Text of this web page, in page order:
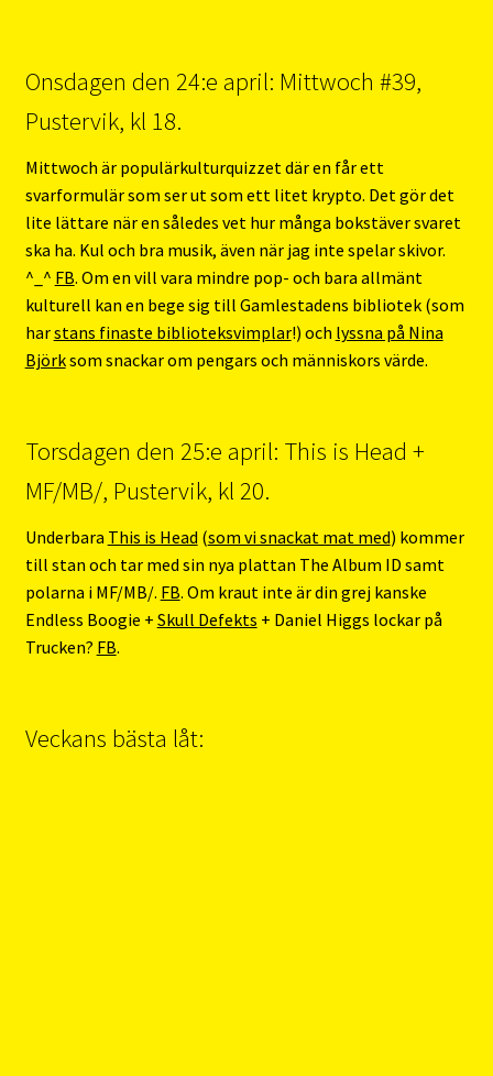
Onsdagen den 24:e april: Mittwoch #39,
Pustervik, kl 18.
Mittwoch är populärkulturquizzet där en får ett
svarformulär som ser ut som ett litet krypto. Det gör det
lite lättare när en således vet hur många bokstäver svaret
ska ha. Kul och bra musik, även när jag inte spelar skivor.
^_^ FB. Om en vill vara mindre pop- och bara allmänt
kulturell kan en bege sig till Gamlestadens bibliotek (som
harstans finaste biblioteksvimplar!) och lyssna på Nina
Björksom snackar om pengars och människors värde.
Torsdagen den 25:e april: This is Head +
MF/MB/, Pustervik, kl 20.
Underbara This is Head (som vi snackat mat med) kommer
till stan och tar med sin nya plattan The Album ID samt
polarna i MF/MB/. FB. Om kraut inte är din grej kanske
Endless Boogie + Skull Defekts + Daniel Higgs lockar på
Trucken? FB.
Veckans bästa låt: